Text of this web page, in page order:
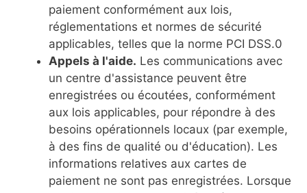
paiement conformément aux lois,
réglementations et normes de sécurité
applicables, telles que la norme PCI DSS.0
Appels à l'aide. Les communications avec
un centre d'assistance peuvent être
enregistrées ou écoutées, conformément
aux lois applicables, pour répondre à des
besoins opérationnels locaux (par exemple,
à des fins de qualité ou d'éducation). Les
informations relatives aux cartes de
paiement ne sont pas enregistrées. Lorsque